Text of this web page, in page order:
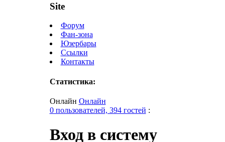
Site
Форум
Фан-зона
Юзербары
Ссылки
Контакты
Статистика:
Онлайн Онлайн
0 пользователей, 394 гостей :
Вход в систему